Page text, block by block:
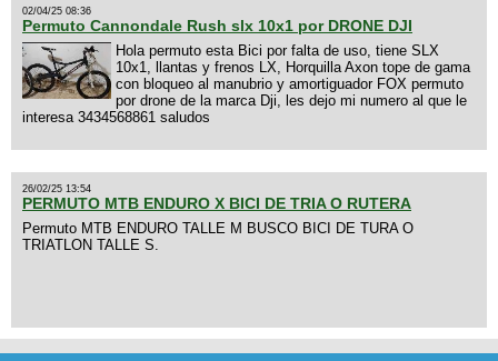
02/04/25 08:36
Permuto Cannondale Rush slx 10x1 por DRONE DJI
Hola permuto esta Bici por falta de uso, tiene SLX
10x1, llantas y frenos LX, Horquilla Axon tope de gama
con bloqueo al manubrio y amortiguador FOX permuto
por drone de la marca Dji, les dejo mi numero al que le
interesa 3434568861 saludos
26/02/25 13:54
PERMUTO MTB ENDURO X BICI DE TRIA O RUTERA
Permuto MTB ENDURO TALLE M BUSCO BICI DE TURA O
TRIATLON TALLE S.